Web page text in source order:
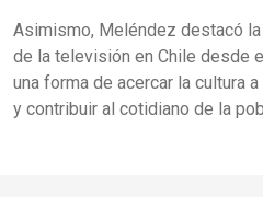
Asimismo, Meléndez destacó
de la televisión en Chile desde
una forma de acercar la cultura
y contribuir al cotidiano de la